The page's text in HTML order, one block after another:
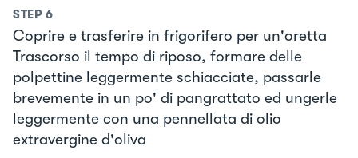
STEP 6
Coprire e trasferire in frigorifero per un'oretta
Trascorso il tempo di riposo, formare delle
polpettine leggermente schiacciate, passarle
brevemente in un po' di pangrattato ed ungerle
leggermente con una pennellata di olio
extravergine d'oliva